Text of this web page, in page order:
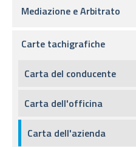
Mediazione e Arbitrato
Carte tachigrafiche
Carta del conducente
Carta dell'officina
Carta dell'azienda